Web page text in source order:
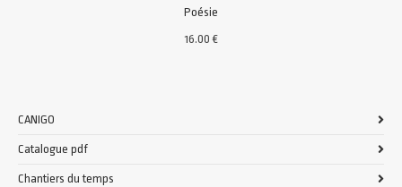
Poésie
16.00€
CANIGO
Catalogue pdf
Chantiers du temps